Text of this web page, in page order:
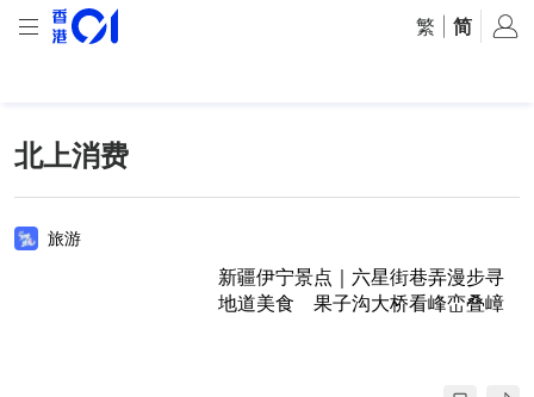
繁 简
北上消费
旅游
新疆伊宁景点｜六星街巷弄漫步寻
地道美食 果子沟大桥看峰峦叠嶂